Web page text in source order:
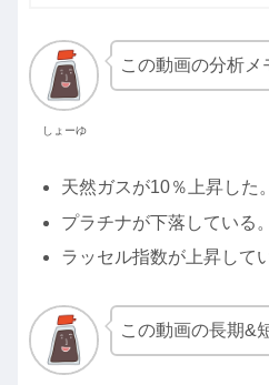
しょーゆ
この動画の分析メ
天然ガスが10％上昇した。
プラチナが下落している。
ラッセル指数が上昇して
この動画の長期&